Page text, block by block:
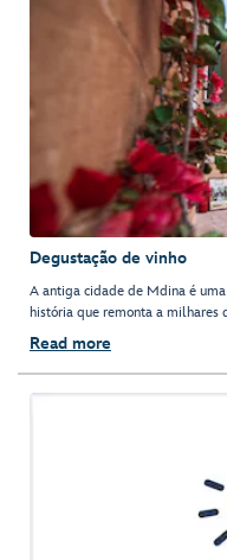
Degustação de vinho
A antiga cidade de Mdina é
história que remonta a milhares
Read more